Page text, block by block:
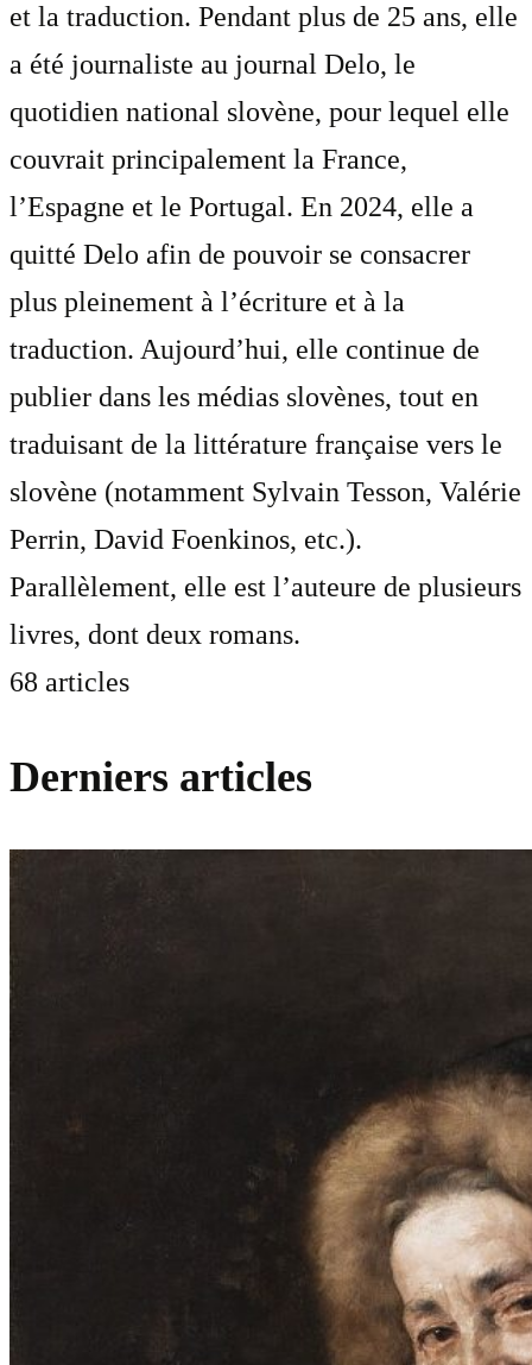
et la traduction. Pendant plus de 25 ans, elle
a été journaliste au journal Delo, le
quotidien national slovène, pour lequel elle
couvrait principalement la France,
l’Espagne et le Portugal. En 2024, elle a
quitté Delo afin de pouvoir se consacrer
plus pleinement à l’écriture et à la
traduction. Aujourd’hui, elle continue de
publier dans les médias slovènes, tout en
traduisant de la littérature française vers le
slovène (notamment Sylvain Tesson, Valérie
Perrin, David Foenkinos, etc.).
Parallèlement, elle est l’auteure de plusieurs
livres, dont deux romans.
68 articles
Derniers articles